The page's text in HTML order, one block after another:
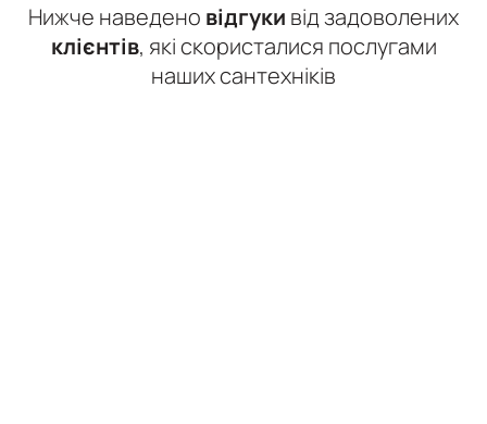
Нижче наведено відгуки від задоволених
клієнтів, які скористалися послугами
наших сантехніків